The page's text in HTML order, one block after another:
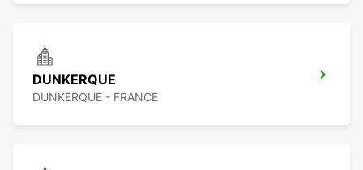
DUNKERQUE
DUNKERQUE - FRANCE